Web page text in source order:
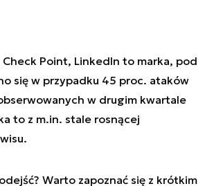
Point, LinkedIn to marka, pod
się w przypadku 45 proc. ataków
w drugim kwartale
to z m.in. stale rosnącej
Warto zapoznać się z krótkim